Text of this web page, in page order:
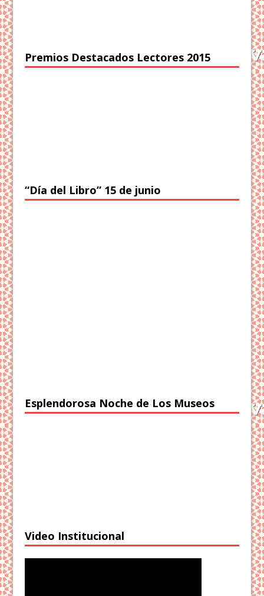
Premios Destacados Lectores 2015
“Día del Libro” 15 de junio
Esplendorosa Noche de Los Museos
Video Institucional